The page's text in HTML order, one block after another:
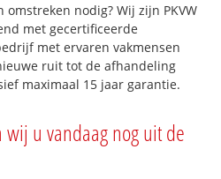
nodig? Wij zijn PKVW
met gecertificeerde
met ervaren vakmensen
ruit tot de afhandeling
maximaal 15 jaar garantie.
u vandaag nog uit de